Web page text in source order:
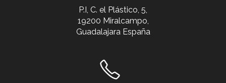
P.I, C. el Plástico, 5,
19200 Miralcampo,
Guadalajara España